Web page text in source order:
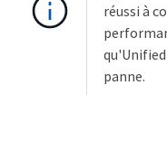
réussi à
panne.